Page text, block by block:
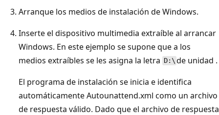
Arranque los medios de instalación de Windows.
Inserte el dispositivo multimedia extraíble al arrancar
Windows. En este ejemplo se supone que a los
medios extraíbles se les asigna la letra
D:\ de unidad .
El programa de instalación se inicia e identifica
automáticamente Autounattend.xml como un archivo
de respuesta válido. Dado que el archivo de respuesta